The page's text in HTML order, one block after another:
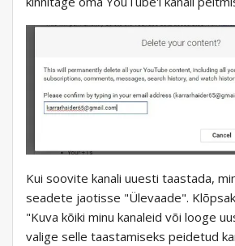
Kui soovite kanali uuesti taastada,
seadete jaotisse "Ülevaade".
"Kuva kõiki minu kanaleid või looge
valige selle taastamiseks peidetud